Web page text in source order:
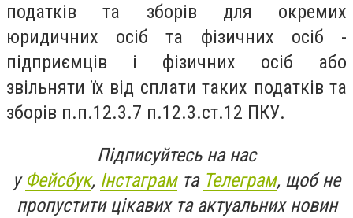
податків та зборів для окремих
юридичних осіб та фізичних осіб -
підприємців і фізичних осіб або
звільняти їх від сплати таких податків та
зборів п.п.12.3.7 п.12.3.ст.12 ПКУ.
Підписуйтесь на нас
у Фейсбук, Інстаграмта Телеграм, щоб не
пропустити цікавих та актуальних новин